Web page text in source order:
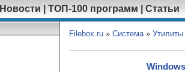
Новости ТОП-100 программ Статьи
Filebox.ru » Система» Утилиты